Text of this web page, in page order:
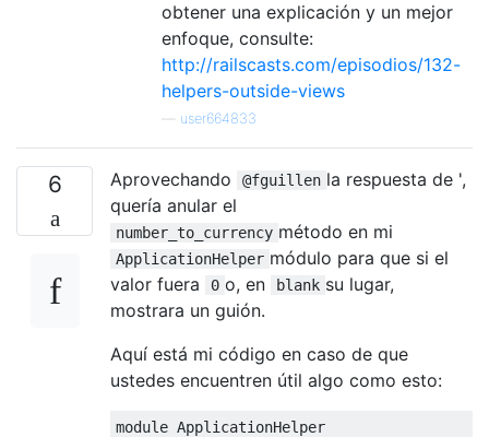
obtener una explicación y un mejor
enfoque, consulte:
http://railscasts.com/episodios/132-
helpers-outside-views
user664833
6 Aprovechando @fguillen la respuesta de ',
quería anular el
number_to_currency método en mi
ApplicationHelper módulo para que si el
valor fuera
0 o, en blank su lugar,
mostrara un guión.
Aquí está mi código en caso de que
ustedes encuentren útil algo como esto:
module ApplicationHelper